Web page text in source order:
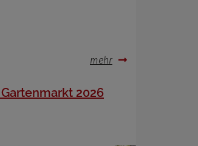
mehr
2026